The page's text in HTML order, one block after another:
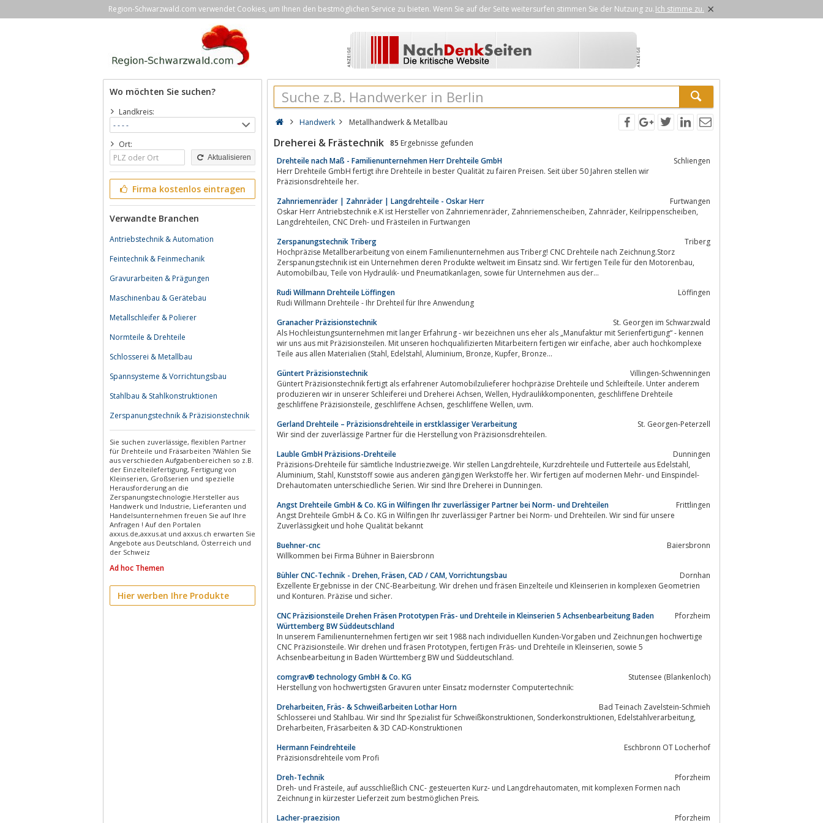
Region-Schwarzwald.com verwendet Cookies, um Ihnen den bestmöglichen Service zu bieten. Wenn Sie auf der Seite weitersurfen stimmen Sie der Nutzung zu.Ich stimme zu. ×
Wo möchten Sie suchen?
Landkreis:
Ort:
Aktualisieren
Firma kostenlos eintragen
Verwandte Branchen
Antriebstechnik & Automation
Feintechnik & Feinmechanik
Gravurarbeiten & Prägungen
Maschinenbau & Gerätebau
Metallschleifer & Polierer
Normteile & Drehteile
Schlosserei & Metallbau
Spannsysteme & Vorrichtungsbau
Stahlbau & Stahlkonstruktionen
Zerspanungstechnik & Präzisionstechnik
Sie suchen zuverlässige, flexiblen Partner
für Drehteile und Fräsarbeiten ?Wählen Sie
aus verschieden Aufgabenbereichen so z.B.
der Einzelteilefertigung, Fertigung von
Kleinserien, Großserien und spezielle
Herausforderung an die
Zerspanungstechnologie.Hersteller aus
Handwerk und Industrie, Lieferanten und
Handelsunternehmen freuen Sie auf Ihre
Anfragen ! Auf den Portalen
axxus.de,axxus.at und axxus.ch erwarten Sie
Angebote aus Deutschland, Österreich und
der Schweiz
Ad hoc Themen
Hier werben Ihre Produkte
Handwerk Metallhandwerk & Metallbau
Dreherei & Frästechnik 85 Ergebnisse gefunden
Drehteile nach Maß - Familienunternehmen Herr Drehteile GmbH
Schliengen
Herr Drehteile GmbH fertigt ihre Drehteile in bester Qualität zu fairen Preisen. Seit über 50 Jahren stellen wir
Präzisionsdrehteile her.
Zahnriemenräder | Zahnräder | Langdrehteile - Oskar Herr
Furtwangen
Oskar Herr Antriebstechnik e.K ist Hersteller von Zahnriemenräder, Zahnriemenscheiben, Zahnräder, Keilrippenscheiben,
Langdrehteilen, CNC Dreh- und Frästeilen in Furtwangen
Zerspanungstechnik Triberg
Triberg
Hochpräzise Metallberarbeitung von einem Familienunternehmen aus Triberg! CNC Drehteile nach Zeichnung.Storz
Zerspanungstechnik ist ein Unternehmen deren Produkte weltweit im Einsatz sind. Wir fertigen Teile für den Motorenbau,
Automobilbau, Teile von Hydraulik- und Pneumatikanlagen, sowie für Unternehmen aus der...
Rudi Willmann Drehteile Löffingen
Löffingen
Rudi Willmann Drehteile - Ihr Drehteil für Ihre Anwendung
Granacher Präzisionstechnik
St. Georgen im Schwarzwald
Als Hochleistungsunternehmen mit langer Erfahrung - wir bezeichnen uns eher als „Manufaktur mit Serienfertigung“ - kennen
wir uns aus mit Präzisionsteilen. Mit unseren hochqualifizierten Mitarbeitern fertigen wir einfache, aber auch hochkomplexe
Teile aus allen Materialien (Stahl, Edelstahl, Aluminium, Bronze, Kupfer, Bronze...
Güntert Präzisionstechnik
Villingen-Schwenningen
Güntert Präzisionstechnik fertigt als erfahrener Automobilzulieferer hochpräzise Drehteile und Schleifteile. Unter anderem
produzieren wir in unserer Schleiferei und Dreherei Achsen, Wellen, Hydraulikkomponenten, geschliffene Drehteile
geschliffene Präzisionsteile, geschliffene Achsen, geschliffene Wellen, uvm.
Gerland Drehteile – Präzisionsdrehteile in erstklassiger Verarbeitung
St. Georgen-Peterzell
Wir sind der zuverlässige Partner für die Herstellung von Präzisionsdrehteilen.
Lauble GmbH Präzisions-Drehteile
Dunningen
Präzisions-Drehteile für sämtliche Industriezweige. Wir stellen Langdrehteile, Kurzdrehteile und Futterteile aus Edelstahl,
Aluminium, Stahl, Kunststoff sowie aus anderen gängigen Werkstoffe her. Wir fertigen auf modernen Mehr- und Einspindel-
Drehautomaten unterschiedliche Serien. Wir sind Ihre Dreherei in Dunningen.
Angst Drehteile GmbH & Co. KG in Wilfingen Ihr zuverlässiger Partner bei Norm- und Drehteilen
Frittlingen
Angst Drehteile GmbH & Co. KG in Wilfingen Ihr zuverlässiger Partner bei Norm- und Drehteilen. Wir sind für unsere
Zuverlässigkeit und hohe Qualität bekannt
Buehner-cnc
Baiersbronn
Willkommen bei Firma Bühner in Baiersbronn
Bühler CNC-Technik - Drehen, Fräsen, CAD / CAM, Vorrichtungsbau
Dornhan
Exzellente Ergebnisse in der CNC-Bearbeitung. Wir drehen und fräsen Einzelteile und Kleinserien in komplexen Geometrien
und Konturen. Präzise und sicher.
CNC Präzisionsteile Drehen Fräsen Prototypen Fräs- und Drehteile in Kleinserien 5 Achsenbearbeitung Baden
Württemberg BW Süddeutschland
Pforzheim
In unserem Familienunternehmen fertigen wir seit 1988 nach individuellen Kunden-Vorgaben und Zeichnungen hochwertige
CNC Präzisionsteile. Wir drehen und fräsen Prototypen, fertigen Fräs- und Drehteile in Kleinserien, sowie 5
Achsenbearbeitung in Baden Württemberg BW und Süddeutschland.
comgrav® technology GmbH & Co. KG
Stutensee (Blankenloch)
Herstellung von hochwertigsten Gravuren unter Einsatz modernster Computertechnik:
Dreharbeiten, Fräs- & Schweißarbeiten Lothar Horn
Bad Teinach Zavelstein-Schmieh
Schlosserei und Stahlbau. Wir sind Ihr Spezialist für Schweißkonstruktionen, Sonderkonstruktionen, Edelstahlverarbeitung,
Dreharbeiten, Fräsarbeiten & 3D CAD-Konstruktionen
Hermann Feindrehteile
Eschbronn OT Locherhof
Präzisionsdrehteile vom Profi
Dreh-Technik
Pforzheim
Dreh- und Frästeile, auf ausschließlich CNC- gesteuerten Kurz- und Langdrehautomaten, mit komplexen Formen nach
Zeichnung in kürzester Lieferzeit zum bestmöglichen Preis.
Lacher-praezision
Pforzheim